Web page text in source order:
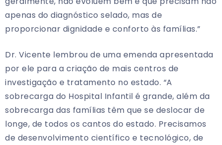
apenas do diagnóstico selado, mas de
proporcionar dignidade e conforto às famílias.”
Dr. Vicente lembrou de uma emenda apresentada
por ele para a criação de mais centros de
investigação e tratamento no estado. “A
sobrecarga do Hospital Infantil é grande, além da
sobrecarga das famílias têm que se deslocar de
longe, de todos os cantos do estado. Precisamos
de desenvolvimento científico e tecnológico, de